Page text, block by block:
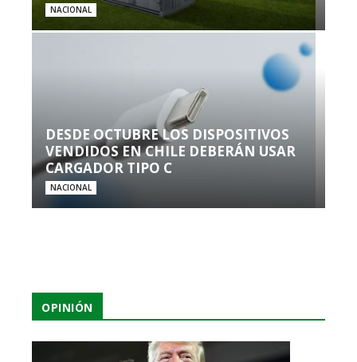
NACIONAL
DESDE OCTUBRE LOS DISPOSITIVOS
VENDIDOS EN CHILE DEBERÁN USAR
CARGADOR TIPO C
NACIONAL
OPINIÓN